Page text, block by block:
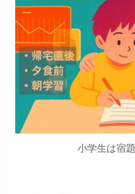
小学生は宿